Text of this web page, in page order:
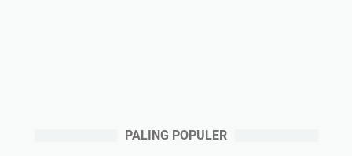
PALING POPULER